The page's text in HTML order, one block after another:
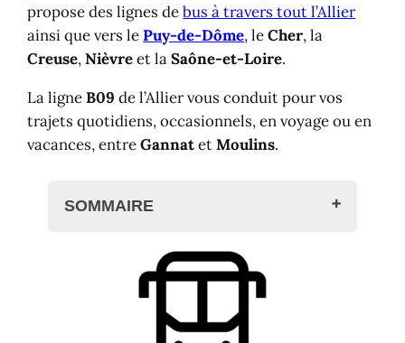
propose des lignes debus à travers tout l’Allier
ainsi que vers lePuy-de-Dôme, leCher, la
Creuse,Nièvreet laSaône-et-Loire.
La ligneB09 de l’Allier vous conduit pour vos
trajets quotidiens, occasionnels, en voyage ou en
vacances, entreGannatetMoulins.
SOMMAIRE
Bus ligne B09 de l'Allier : Ligne,
horaires et arrêts
Bus B09 : Gannat, Moulins
Horaires et arrêts